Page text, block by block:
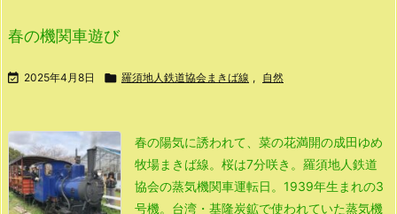
春の機関車遊び
 2025年4月8日  羅須地人鉄道協会まきば線 , 自然
春の陽気に誘われて、 菜の花満開の成田ゆめ
牧場まきば線。 桜は7分咲き。 羅須地人鉄道
協会の蒸気機関車運転日。 1939年生まれの3
号機。 台湾・基隆炭鉱で使われていた蒸気機